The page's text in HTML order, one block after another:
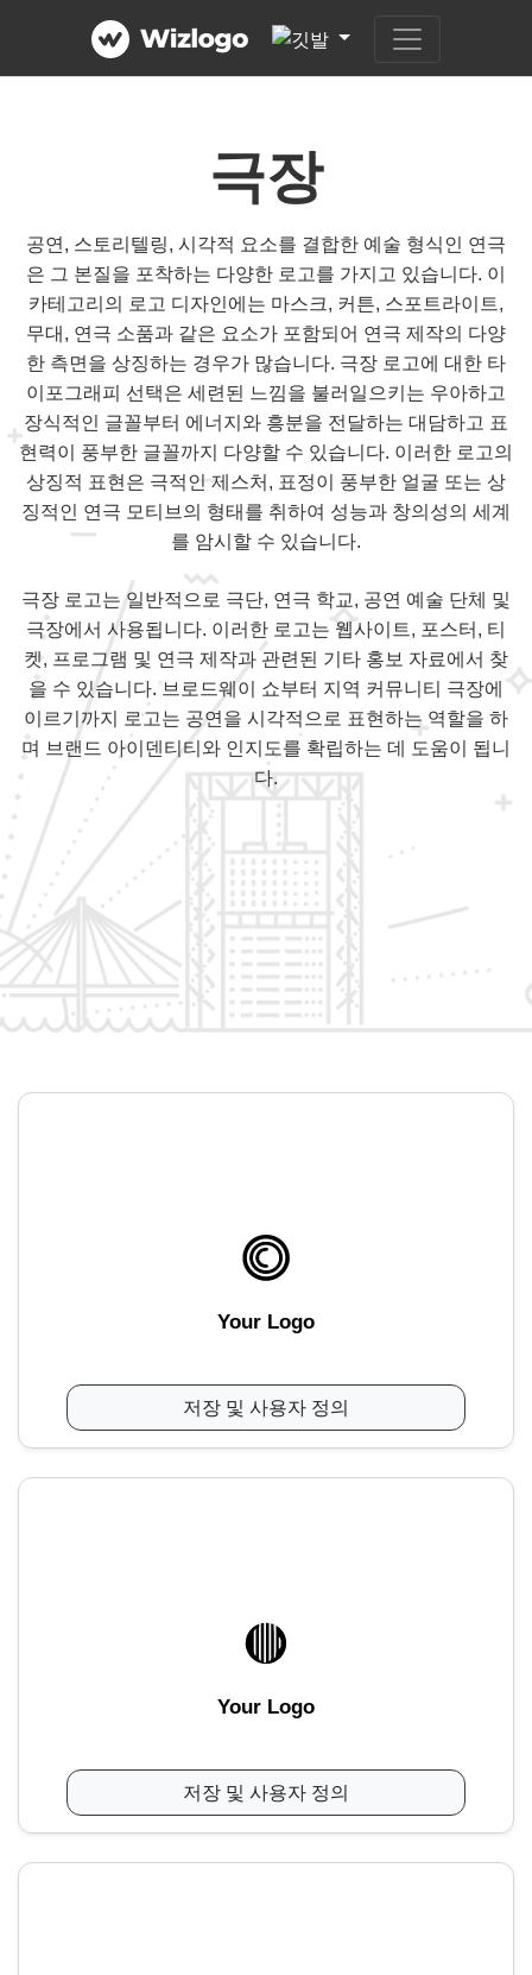
극장
공연, 스토리텔링, 시각적 요소를 결합한 예술 형식인 연극
은 그 본질을 포착하는 다양한 로고를 가지고 있습니다. 이
카테고리의 로고 디자인에는 마스크, 커튼, 스포트라이트,
무대, 연극 소품과 같은 요소가 포함되어 연극 제작의 다양
한 측면을 상징하는 경우가 많습니다. 극장 로고에 대한 타
이포그래피 선택은 세련된 느낌을 불러일으키는 우아하고
장식적인 글꼴부터 에너지와 흥분을 전달하는 대담하고 표
현력이 풍부한 글꼴까지 다양할 수 있습니다. 이러한 로고의
상징적 표현은 극적인 제스처, 표정이 풍부한 얼굴 또는 상
징적인 연극 모티브의 형태를 취하여 성능과 창의성의 세계
를 암시할 수 있습니다.
극장 로고는 일반적으로 극단, 연극 학교, 공연 예술 단체 및
극장에서 사용됩니다. 이러한 로고는 웹사이트, 포스터, 티
켓, 프로그램 및 연극 제작과 관련된 기타 홍보 자료에서 찾
을 수 있습니다. 브로드웨이 쇼부터 지역 커뮤니티 극장에
이르기까지 로고는 공연을 시각적으로 표현하는 역할을 하
며 브랜드 아이덴티티와 인지도를 확립하는 데 도움이 됩니
다.
Your Logo
저장 및 사용자 정의
Your Logo
저장 및 사용자 정의